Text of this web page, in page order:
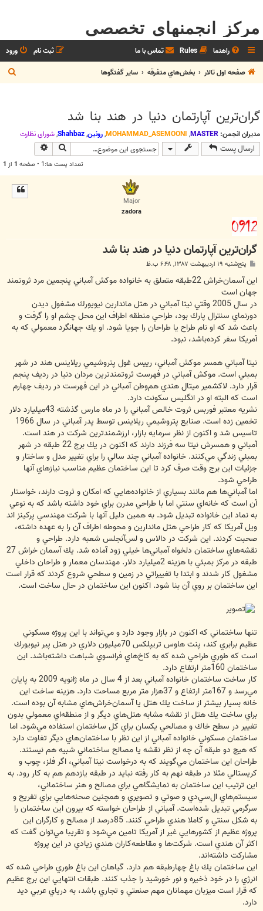
مرکز انجمنهای تخصصی
راهنما Rules تماس با ما ورود
ثبت نام
صفحه اول تالار
بخش‌‌هاي متفرقه ساير گفتگوها
س
گران‌ترين آپارتمان دنيا در هند بنا شد
مدیران انجمن: MASTER
,
MOHAMMAD_ASEMOONI
,رونین,
Shahbaz
,شوراي نظارت
ارسال پست جستجو
تعداد پست ها:1 • صفحه 1 از 1
Major
zadora
گران‌ترين آپارتمان دنيا در هند بنا شد
س
ت
پنج‌شنبه ۱۹ اردیبهشت ۱۳۸۷, ۶:۴۸ ب.ظ
اين آسمان‌خراش 22طبقه متعلق به خانواده موكش آمباني پنجمين مرد ثروتمند
جهان است
در سال 2005 وقتي نيتا آمباني در هتل ماندارين نيويورك مشغول ديدن
دورنماي سنترال پارك بود، طراحي منطقه اطراف اين محل چشم او را گرفت و
باعث شد كه او نام طراح يا طراحان را جويا شود. او يك جهانگرد معمولي كه به
آمريكا سفر كرده‌باشد، نبود.
نيتا آمباني همسر موكش آمباني، رييس غول پتروشيمي ريلاينس هند در شهر
بمبئي است. موكش آمباني در فهرست ثروتمندترين مردان دنيا در رديف پنجم
قرار دارد. لاكشمير ميتال هندي هم‌وطن آمباني در اين فهرست در رديف چهارم
است كه البته او در انگليس سكونت دارد.
نشريه معتبر فوربس ثروت خالص آمباني را در ماه مارس گذشته 43‌ميليارد دلار
تخمين زده است. صنايع پتروشيمي ريلاينس توسط پدر آمباني در سال 1966
تاسيس شد و اكنون از نظر سرمايه بازار، ارزشمندترين شركت در هند است.
آمباني و همسرش نيتا سه فرزند دارند كه اكنون در يك برج 22 طبقه در شهر
بمبئي زندگي مي‌كنند. خانواده آمباني چند سالي را براي تغيير مدل و ساختار و
جزئيات اين برج وقت صرف كرد تا اين ساختمان عظيم مناسب نيازهاي آنها
طراحي شود.
اما آمباني‌ها هم مانند بسياري از خانواده‌هايي كه امكان و ثروت دارند، خواستار
آن است كه خانه‌اي سنتي اما با طراحي مدرن براي خود داشته باشد كه به نوعي
به نماد اين خانواده تبديل شود. به همين دليل آنها با شركت مهندسي پركينز اند
ويل آمريكا كه كار طراحي هتل ماندارين و محوطه اطراف آن را به عهده داشته،
صحبت كردند. اين شركت در دالاس و لس‌آنجلس شعبه دارد. طراحي و
نقشه‌هاي ساختمان دلخواه آمباني‌ها خيلي زود آماده شد. يك آسمان خراش 27
طبقه در مركز بمبئي با هزينه 2‌ميليارد دلار. مهندسان معمار و طراحان داخلي
مشغول كار شدند و ابتدا با تغييراتي در زمين و سطحي شروع كردند كه قرار است
اين ساختمان بر روي آن بنا شود. اكنون اين ساختمان در حال ساخت است.
تنها ساختماني كه اكنون در بازار وجود دارد و مي‌‌تواند با اين پروژه مسكوني
عظيم برابري كند، پنت هاوس تريپلكس 70‌ميليون دلاري در هتل پير نيويورك
است كه طوري طراحي شده كه به كاخ‌هاي فرانسوي شباهت داشته‌باشد. اين
ساختمان 160‌متر ارتفاع دارد.
كار ساخت ساختمان خانواده آمباني بعد از 4 سال در ماه ژانويه 2009 به پايان
مي‌رسد و 167‌متر ارتفاع و 37‌هزار‌ متر مربع مساحت دارد. هزينه ساخت اين
خانه بسيار بيشتر از ساخت يك هتل يا آسمان‌خراش‌هاي مشابه آن بوده است.
براي ساخت يك هتل از نقشه مشابه هتل‌هاي ديگر و از منطقه‌اي معمولي بدون
تغيير در سطح خاك و مصالحي يكسان براي كل ساختمان استفاده مي‌شود. اما
ساختمان مسكوني خانواده آمباني از اين نظر با ساختمان‌هاي ديگر تفاوت دارد
كه هيچ دو طبقه آن چه از نظر نقشه يا مصالح ساختماني شبيه هم نيستند.
طراحان اين ساختمان مي‌گويند كه به درخواست نيتا آمباني، اگر فلز، چوب و
كريستالي مثلا در طبقه نهم به كار رفته نبايد در طبقه يازدهم هم به كار رود. به
اين ترتيب اين ساختمان به نمايشگاهي براي مصالح و هنر ساختماني،
سيستم‌هاي ال‌سي‌دي و صوتي و تصويري و همچنين صحنه‌هايي براي تفريح و
سرگرمي تبديل شده‌است. آمباني از طراحان خواسته كه بيرون اين ساختمان را
به شكل سنتي و كاملا هندي طراحي كنند. 85‌درصد از مصالح و كارگران اين
پروژه عظيم از كشورهايي غير از آمريكا تامين مي‌شود و تقريبا مي‌توان گفت كه
اكثر آن هندي است. شركت‌ها و مقاطعه‌كاران هندي زيادي در اين پروژه
مشاركت داشته‌اند.
اين ساختمان يك باغ چهارطبقه هم دارد. گياهان اين باغ طوري طراحي شده كه
انرژي را در خود ذخيره و نور خورشيد را جذب كنند. طبقات انتهايي اين برج عظيم
كه قرار است ميزبان مهمانان مهم صنعتي و تجاري باشد، به درياي عربي ديد
دارد.